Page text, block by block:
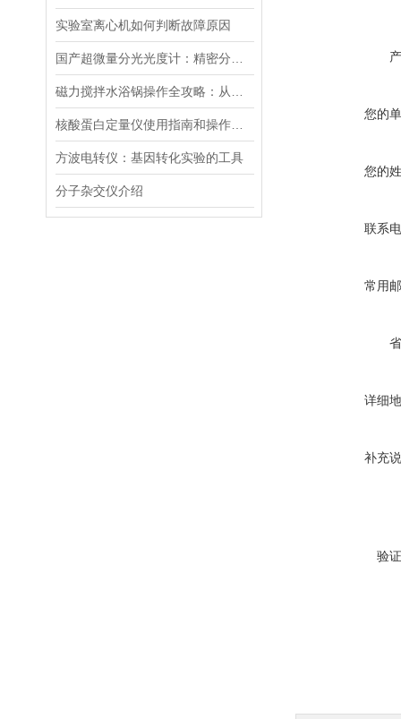
实验室离心机如何判断故障原因
方波电转仪：基因转化实验的工具​
分子杂交仪介绍
您的
您的
联系
常用
详细
补充
验